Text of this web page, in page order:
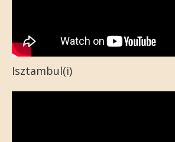
Isztambul(i)